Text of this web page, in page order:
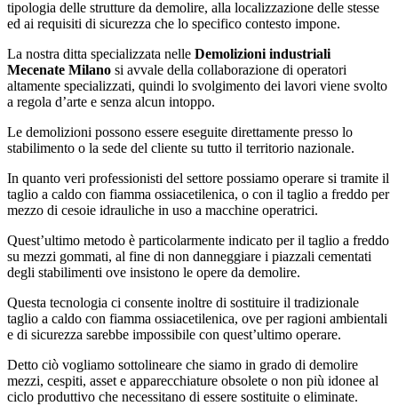
tipologia delle strutture da demolire, alla localizzazione delle stesse
ed ai requisiti di sicurezza che lo specifico contesto impone.
La nostra ditta specializzata nelle Demolizioni industriali
Mecenate Milano si avvale della collaborazione di operatori
altamente specializzati, quindi lo svolgimento dei lavori viene svolto
a regola d’arte e senza alcun intoppo.
Le demolizioni possono essere eseguite direttamente presso lo
stabilimento o la sede del cliente su tutto il territorio nazionale.
In quanto veri professionisti del settore possiamo operare si tramite il
taglio a caldo con fiamma ossiacetilenica, o con il taglio a freddo per
mezzo di cesoie idrauliche in uso a macchine operatrici.
Quest’ultimo metodo è particolarmente indicato per il taglio a freddo
su mezzi gommati, al fine di non danneggiare i piazzali cementati
degli stabilimenti ove insistono le opere da demolire.
Questa tecnologia ci consente inoltre di sostituire il tradizionale
taglio a caldo con fiamma ossiacetilenica, ove per ragioni ambientali
e di sicurezza sarebbe impossibile con quest’ultimo operare.
Detto ciò vogliamo sottolineare che siamo in grado di demolire
mezzi, cespiti, asset e apparecchiature obsolete o non più idonee al
ciclo produttivo che necessitano di essere sostituite o eliminate.